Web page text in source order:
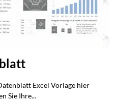
Excel Vorlage hier
Sie Ihre...